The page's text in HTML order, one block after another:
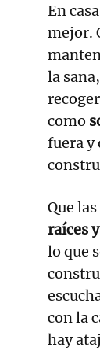
En
mejor.
la
como
fuera y
Que
raíces
lo que
con la
hay